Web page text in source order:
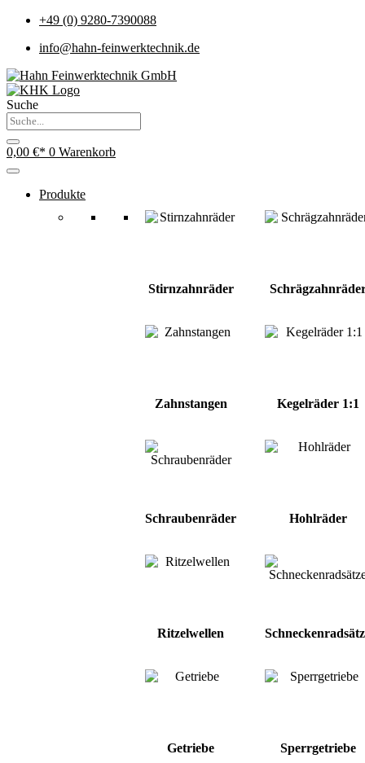
+49 (0) 9280-7390088
info@hahn-feinwerktechnik.de
Suche
0,00 € 0 Warenkorb
Produkte
Stirnzahnräder
Zahnstangen Kegelräder 1:1
Schraubenräder Hohlräder
Ritzelwellen
Getriebe
Sperrgetriebe